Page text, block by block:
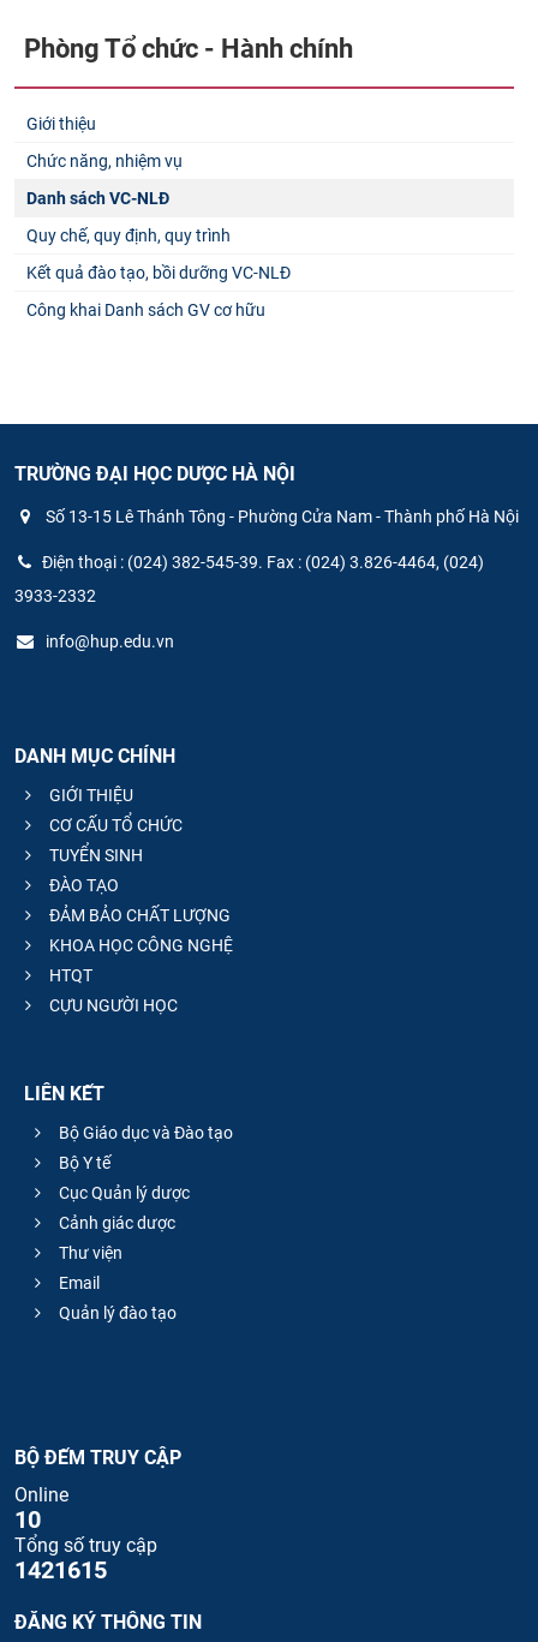
Phòng Tổ chức - Hành chính
Giới thiệu
Chức năng, nhiệm vụ
Danh sách VC-NLĐ
Quy chế, quy định, quy trình
Kết quả đào tạo, bồi dưỡng VC-NLĐ
Công khai Danh sách GV cơ hữu
TRƯỜNG ĐẠI HỌC DƯỢC HÀ NỘI
Số 13-15 Lê Thánh Tông - Phường Cửa Nam - Thành phố Hà Nội
Điện thoại : (024) 382-545-39. Fax : (024) 3.826-4464, (024)
3933-2332
info@hup.edu.vn
DANH MỤC CHÍNH
GIỚI THIỆU
CƠ CẤU TỔ CHỨC
TUYỂN SINH
ĐÀO TẠO
ĐẢM BẢO CHẤT LƯỢNG
KHOA HỌC CÔNG NGHỆ
HTQT
CỰU NGƯỜI HỌC
LIÊN KẾT
Bộ Giáo dục và Đào tạo
Bộ Y tế
Cục Quản lý dược
Cảnh giác dược
Thư viện
Email
Quản lý đào tạo
BỘ ĐẾM TRUY CẬP
Online
10
Tổng số truy cập
1421615
ĐĂNG KÝ THÔNG TIN